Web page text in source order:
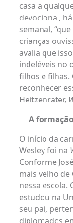
casa a
devocional,
semanal,
crianças
avalia que
indeléveis no
filhos e filhas.
reconhecer
Heitzenrater,
A
O início da
Wesley foi na
Conforme
mais velho
nessa escola.
estudou na
seu pai,
diplomados